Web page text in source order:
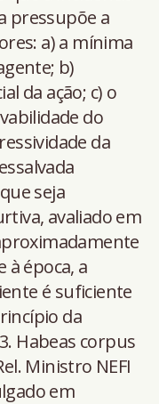
pressupõe a
a) a mínima
b)
da ação; c) o
do
da
seja
avaliado em
à época, a
é suficiente
da
Habeas corpus
Ministro NEFI
em